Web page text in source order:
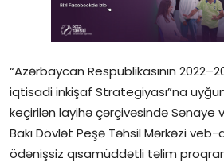
Reportaj
Pedaqogika
“Azərbaycan Respublikasının
iqtisadi inkişaf Strategiyası”na
keçirilən layihə çərçivəsində Sənaye
Bakı Dövlət Peşə Təhsil Mərkəzi
ödənişsiz qısamüddətli təlim